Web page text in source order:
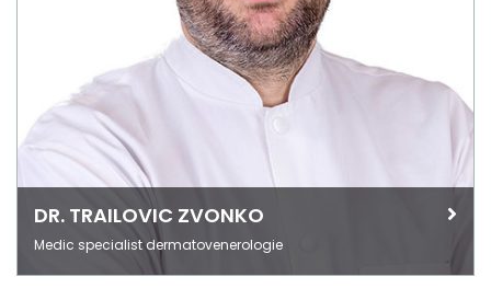
DR. TRAILOVIC ZVONKO
Medic specialist dermatovenerologie